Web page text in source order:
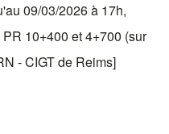
09/03/2026 à 17h,
10+400 et 4+700 (sur
- CIGT de Reims]